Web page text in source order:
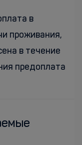
в
проживания,
в течение
предоплата